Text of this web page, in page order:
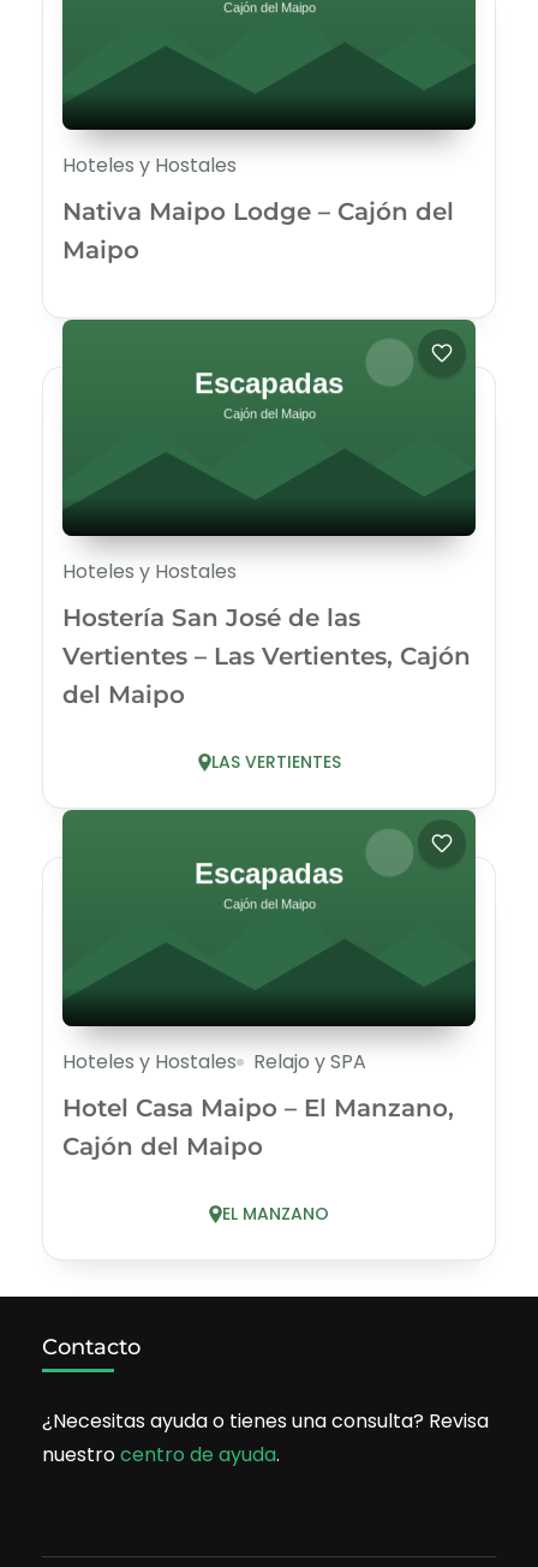
Hoteles y Hostales
Nativa Maipo Lodge – Cajón del
Maipo
Hoteles y Hostales
Hostería San José de las
Vertientes – Las Vertientes, Cajón
del Maipo
LAS VERTIENTES
Hoteles y Hostales Relajo y SPA
Hotel Casa Maipo – El Manzano,
Cajón del Maipo
EL MANZANO
Contacto
¿Necesitas ayuda o tienes una consulta? Revisa
nuestrocentro de ayuda.